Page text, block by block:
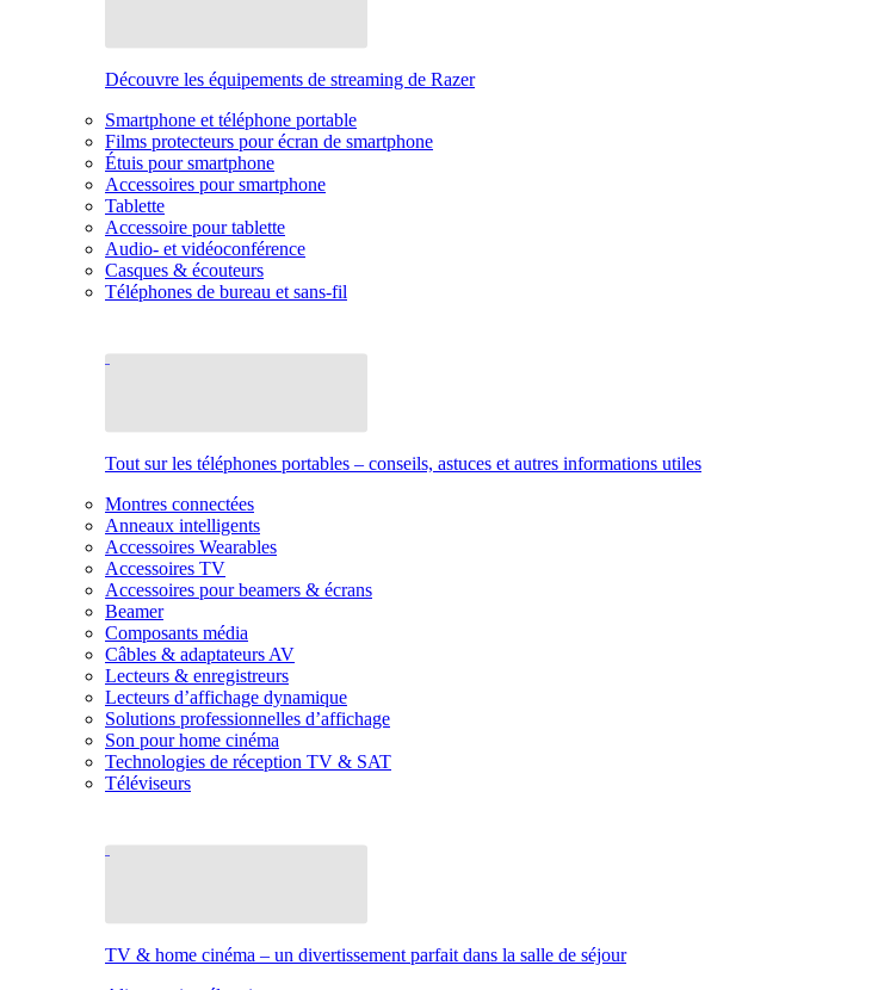
Découvre les équipements de streaming de Razer
Smartphone et téléphone portable
Films protecteurs pour écran de smartphone
Étuis pour smartphone
Accessoires pour smartphone
Tablette
Accessoire pour tablette
Audio- et vidéoconférence
Casques & écouteurs
Téléphones de bureau et sans-fil
Tout sur les téléphones portables – conseils, astuces et autres informations utiles
Montres connectées
Anneaux intelligents
Accessoires Wearables
Accessoires TV
Accessoires pour beamers & écrans
Beamer
Composants média
Câbles & adaptateurs AV
Lecteurs & enregistreurs
Lecteurs d’affichage dynamique
Solutions professionnelles d’affichage
Son pour home cinéma
Technologies de réception TV & SAT
Téléviseurs
TV & home cinéma – un divertissement parfait dans la salle de séjour